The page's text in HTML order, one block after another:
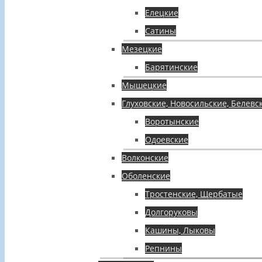
Елецкие
Сатины
Мезецкие
Барятинские
Мышецкие
Глуховские, Новосильские,
Воротынские
Одоевские
Волконские
Оболенские
Тростенские, Щербатые
Долгоруковы
Кашины, Лыковы
Репнины